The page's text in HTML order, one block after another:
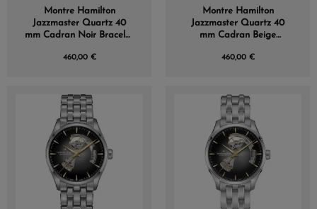
Montre Hamilton
Jazzmaster Quartz 40
mm Cadran Noir Bracelet
460,00 €
Montre Hamilton
Jazzmaster Quartz 40
mm Cadran Beige
460,00 €